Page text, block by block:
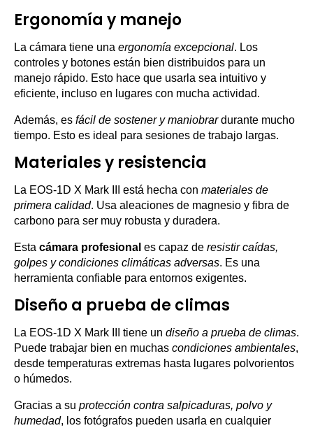
Ergonomía y manejo
La cámara tiene una ergonomía excepcional. Los
controles y botones están bien distribuidos para un
manejo rápido. Esto hace que usarla sea intuitivo y
eficiente, incluso en lugares con mucha actividad.
Además, es fácil de sostener y maniobrardurante mucho
tiempo. Esto es ideal para sesiones de trabajo largas.
Materiales y resistencia
La EOS-1D X Mark III está hecha con materiales de
primera calidad. Usa aleaciones de magnesio y fibra de
carbono para ser muy robusta y duradera.
Esta cámara profesional es capaz de resistir caídas,
golpes y condiciones climáticas adversas. Es una
herramienta confiable para entornos exigentes.
Diseño a prueba de climas
La EOS-1D X Mark III tiene un diseño a prueba de climas.
Puede trabajar bien en muchas condiciones ambientales,
desde temperaturas extremas hasta lugares polvorientos
o húmedos.
Gracias a su protección contra salpicaduras, polvo y
humedad, los fotógrafos pueden usarla en cualquier